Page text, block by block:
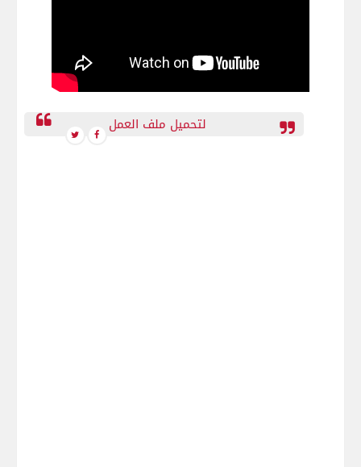
لتحميل ملف العمل